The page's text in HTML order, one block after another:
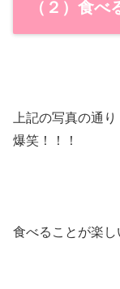
（２）食
上記の写真の通り
爆笑！！！
食べることが楽し